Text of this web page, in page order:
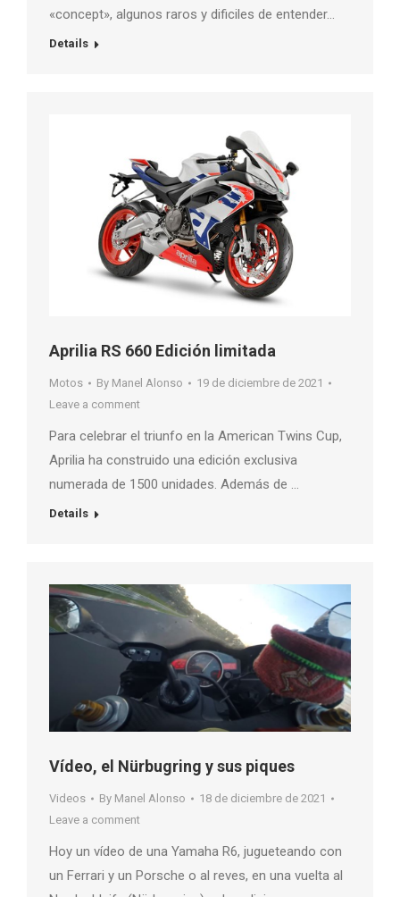
«concept», algunos raros y dificiles de entender…
Details
Aprilia RS 660 Edición limitada
Motos By Manel Alonso
19 de diciembre de 2021
Leave a comment
Para celebrar el triunfo en la American Twins Cup,
Aprilia ha construido una edición exclusiva
numerada de 1500 unidades. Además de …
Details
Vídeo, el Nürbugring y sus piques
Videos By Manel Alonso
18 de diciembre de 2021
Leave a comment
Hoy un vídeo de una Yamaha R6, jugueteando con
un Ferrari y un Porsche o al reves, en una vuelta al